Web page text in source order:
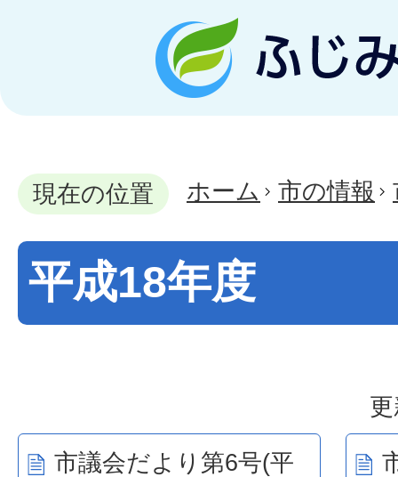
現在の位置 ホーム 市の情報
平成18年度
市議会だより第6号(平